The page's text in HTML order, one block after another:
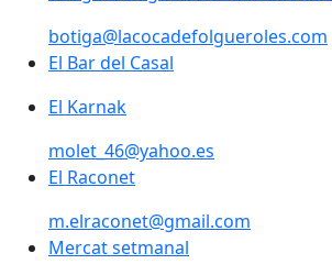
botiga@lacocadefolgueroles.com
El Bar del Casal
El Bar del Casal
El Karnak
molet_46@yahoo.es
El Raconet
m.elraconet@gmail.com
Mercat setmanal